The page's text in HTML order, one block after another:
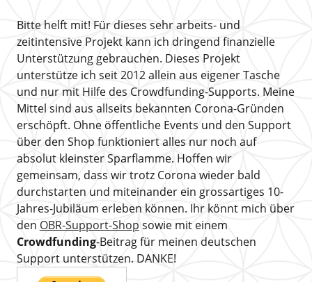
Bitte helft mit! Für dieses sehr arbeits- und
zeitintensive Projekt kann ich dringend finanzielle
Unterstützung gebrauchen. Dieses Projekt
unterstütze ich seit 2012 allein aus eigener Tasche
und nur mit Hilfe des Crowdfunding-Supports. Meine
Mittel sind aus allseits bekannten Corona-Gründen
erschöpft. Ohne öffentliche Events und den Support
über den Shop funktioniert alles nur noch auf
absolut kleinster Sparflamme. Hoffen wir
gemeinsam, dass wir trotz Corona wieder bald
durchstarten und miteinander ein grossartiges 10-
Jahres-Jubiläum erleben können. Ihr könnt mich über
den OBR-Support-Shop sowie mit einem
Crowdfunding-Beitrag für meinen deutschen
Support unterstützen. DANKE!